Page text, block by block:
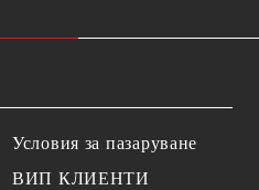
Условия за пазаруване
ВИП КЛИЕНТИ